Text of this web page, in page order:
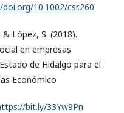
10.1002/csr.260
López, S. (2018).
en empresas
de Hidalgo para el
Económico
bit.ly/33Yw9Pn